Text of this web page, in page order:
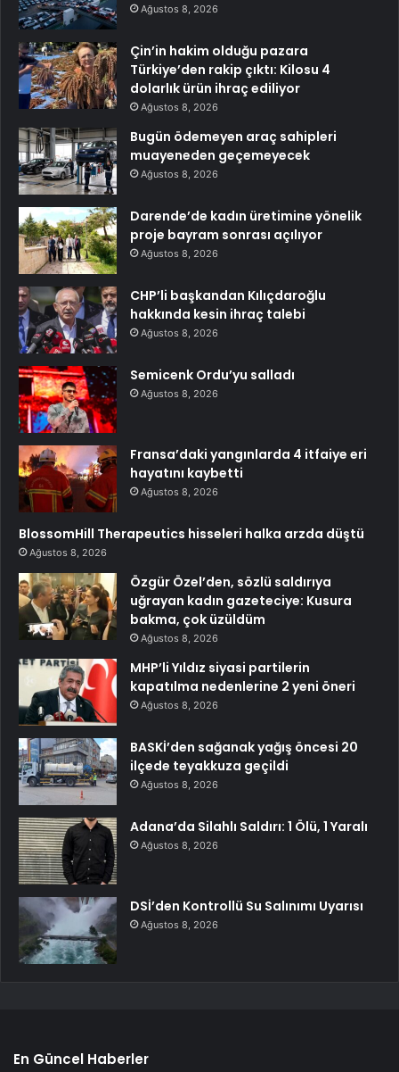
Ağustos 8, 2026
Çin’in hakim olduğu pazara
Türkiye’den rakip çıktı: Kilosu 4
dolarlık ürün ihraç ediliyor
Ağustos 8, 2026
Bugün ödemeyen araç sahipleri
muayeneden geçemeyecek
Ağustos 8, 2026
Darende’de kadın üretimine yönelik
proje bayram sonrası açılıyor
Ağustos 8, 2026
CHP’li başkandan Kılıçdaroğlu
hakkında kesin ihraç talebi
Ağustos 8, 2026
Semicenk Ordu’yu salladı
Ağustos 8, 2026
Fransa’daki yangınlarda 4 itfaiye eri
hayatını kaybetti
Ağustos 8, 2026
BlossomHill Therapeutics hisseleri halka arzda düştü
Ağustos 8, 2026
Özgür Özel’den, sözlü saldırıya
uğrayan kadın gazeteciye: Kusura
bakma, çok üzüldüm
Ağustos 8, 2026
MHP’li Yıldız siyasi partilerin
kapatılma nedenlerine 2 yeni öneri
Ağustos 8, 2026
BASKİ’den sağanak yağış öncesi 20
ilçede teyakkuza geçildi
Ağustos 8, 2026
Adana’da Silahlı Saldırı: 1 Ölü, 1 Yaralı
Ağustos 8, 2026
DSİ’den Kontrollü Su Salınımı Uyarısı
Ağustos 8, 2026
En Güncel Haberler